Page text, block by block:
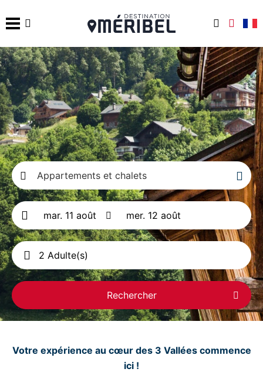
Appartements et chalets
2 Adulte(s)
Rechercher
Votre expérience au cœur des 3 Vallées commence
ici !